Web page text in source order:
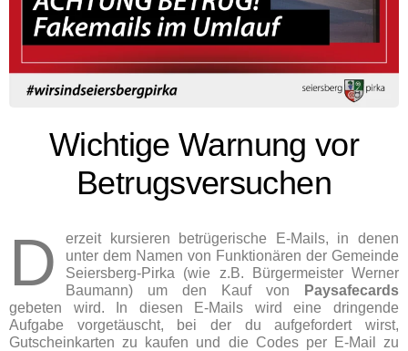
Wichtige Warnung vor
Betrugsversuchen
D
erzeit kursieren betrügerische E-Mails, in denen
unter dem Namen von Funktionären der Gemeinde
Seiersberg-Pirka (wie z.B. Bürgermeister Werner
Baumann) um den Kauf von
Paysafecards
gebeten wird. In diesen E-Mails wird eine dringende
Aufgabe vorgetäuscht, bei der du aufgefordert wirst,
Gutscheinkarten zu kaufen und die Codes per E-Mail zu